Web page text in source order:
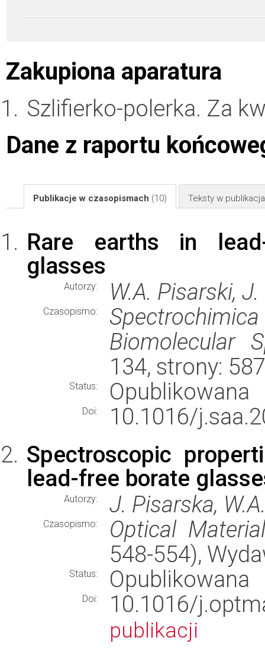
Zakupiona aparatura
Szlifierko-polerka. Za
Dane z raportu
Publikacje w czasopismach (10) Teksty w
Rare earths in
glasses
Autorzy: W.A. Pisarski,
Czasopismo:
Biomolecular
134, strony:
Status: Opublikowana
Doi:
10.1016/
Spectroscopic
lead-free borate
Autorzy: J. Pisarska,
Czasopismo:
Optical
548-554),
Status: Opublikowana
Doi: 10.1016/
publikacji